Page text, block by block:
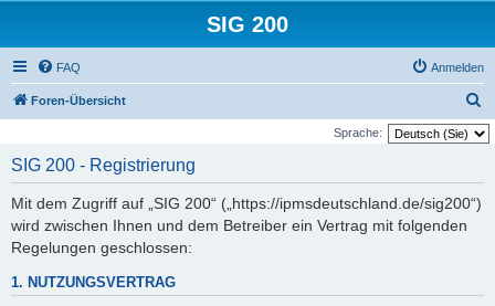
SIG 200
FAQ Anmelden
Foren-Übersicht
u
Sprache:
SIG 200 - Registrierung
Mit dem Zugriff auf „SIG 200“ („https://ipmsdeutschland.de/sig200“)
wird zwischen Ihnen und dem Betreiber ein Vertrag mit folgenden
Regelungen geschlossen:
1. NUTZUNGSVERTRAG